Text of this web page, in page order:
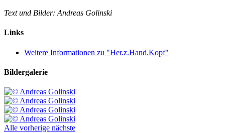
Text und Bilder: Andreas Golinski
Links
Weitere Informationen zu "Her.z.Hand.Kopf"
Bildergalerie
Alle vorherige nächste